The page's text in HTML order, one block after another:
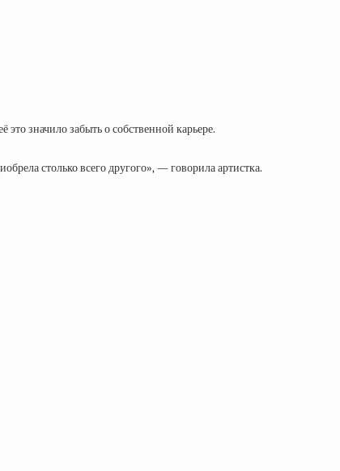
значило забыть о собственной карьере.
столько всего другого», — говорила артистка.